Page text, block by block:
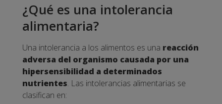
¿Qué es una intolerancia
alimentaria?
Una intolerancia a los alimentos es una reacción
adversa del organismo causada por una
hipersensibilidad a determinados
nutrientes. Las intolerancias alimentarias se
clasifican en: